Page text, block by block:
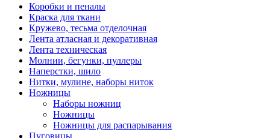
Коробки и пеналы
Краска для ткани
Кружево, тесьма отделочная
Лента атласная и декоративная
Лента техническая
Молнии, бегунки, пуллеры
Наперстки, шило
Нитки, мулине, наборы ниток
Ножницы
Наборы ножниц
Ножницы
Ножницы для распарывания
Пуговицы